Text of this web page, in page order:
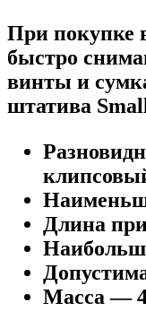
При покупке
быстро
винты и
штатива
Длина
Масса — 4